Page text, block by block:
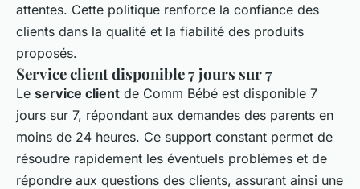
attentes. Cette politique renforce la confiance des
clients dans la qualité et la fiabilité des produits
proposés.
Service client disponible 7 jours sur 7
Le service client de Comm Bébé est disponible 7
jours sur 7, répondant aux demandes des parents en
moins de 24 heures. Ce support constant permet de
résoudre rapidement les éventuels problèmes et de
répondre aux questions des clients, assurant ainsi une